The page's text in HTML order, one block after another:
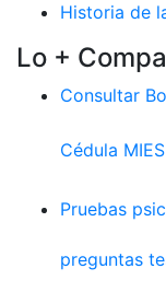
Historia de
Lo +
Consultar
Cédula
Pruebas
preguntas